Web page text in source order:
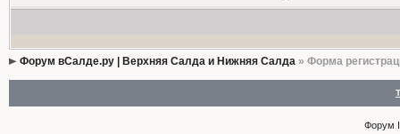
Форум вСалде.ру | Верхняя Салда и Нижняя Салда» Форма
Форум